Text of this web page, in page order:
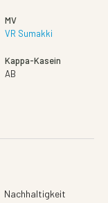
MV
VR Sumakki
Kappa-Kasein
AB
Nachhaltigkeit